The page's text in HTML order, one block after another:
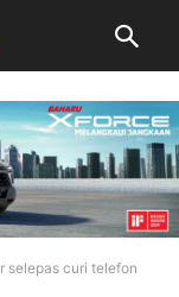
selepas curi telefon